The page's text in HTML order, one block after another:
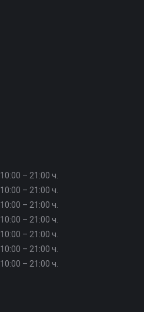
10:00 – 21:00 ч.
10:00 – 21:00 ч.
10:00 – 21:00 ч.
10:00 – 21:00 ч.
10:00 – 21:00 ч.
10:00 – 21:00 ч.
10:00 – 21:00 ч.